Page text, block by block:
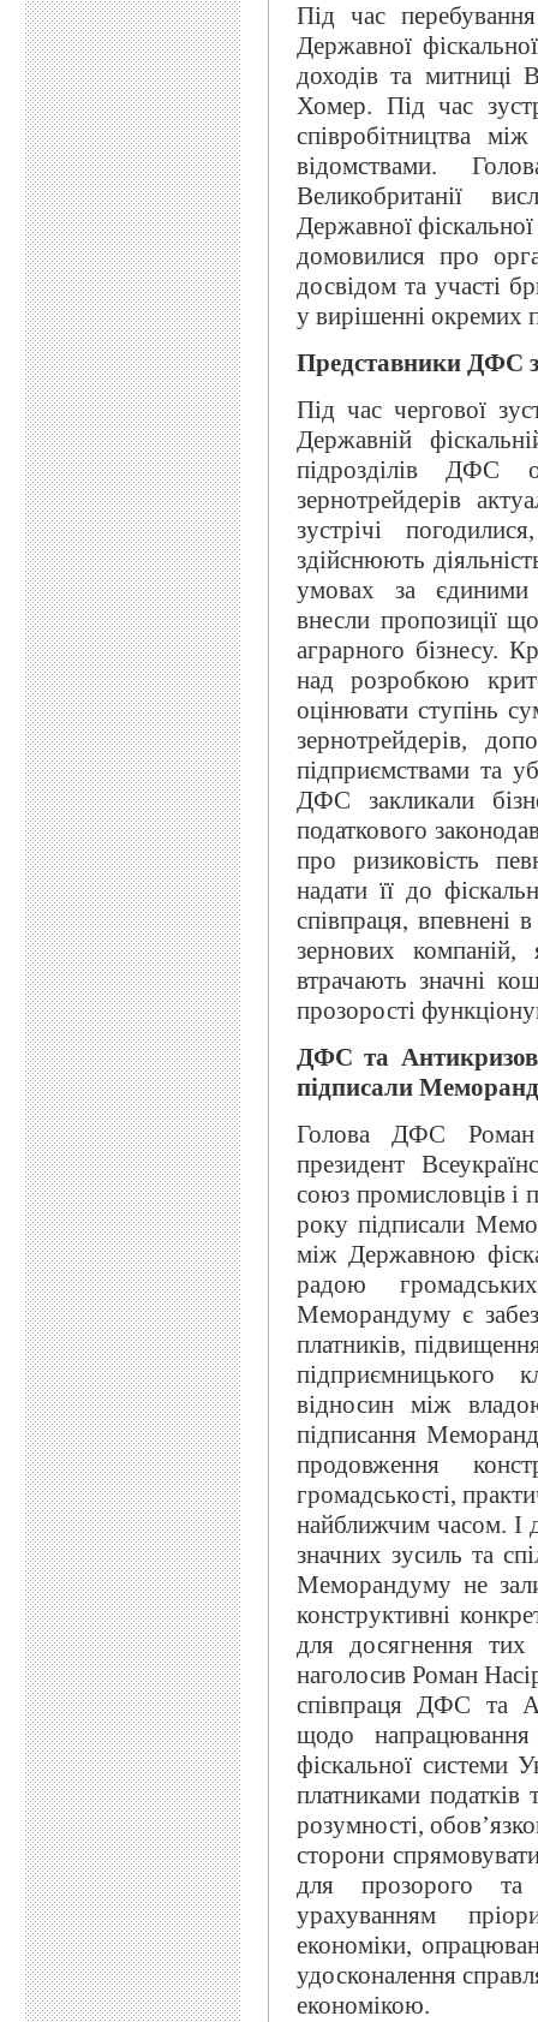
Під час
Державної
доходів та митниці
Хомер. Під час
співробітництва
відомствами.
Великобританії
Державної
домовилися про
досвідом та участі
у вирішенні окремих
Представники ДФС
Під час чергової
Державній
підрозділів ДФС
зернотрейдерів
зустрічі
здійснюють
умовах за єдиними
внесли пропозиції
аграрного бізнесу.
над розробкою
оцінювати ступінь
зернотрейдерів,
підприємствами та
ДФС закликали
податкового
про ризиковість
надати її до
співпраця, впевнені
зернових компаній,
втрачають значні
прозорості
ДФС та
підписали
Голова ДФС Роман
президент
союз промисловців і
року підписали
між Державною
радою
Меморандуму є
платників,
підприємницького
відносин між
підписання
продовження
громадськості,
найближчим часом. І
значних зусиль та
Меморандуму не
конструктивні
для досягнення
наголосив Роман
співпраця ДФС та
щодо напрацювання
фіскальної системи
платниками
розумності,
сторони
для прозорого та
урахуванням
економіки,
удосконалення
економікою.